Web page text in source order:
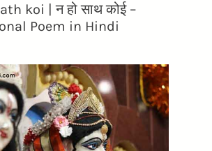
koi | न हो साथ कोई –
Poem in Hindi